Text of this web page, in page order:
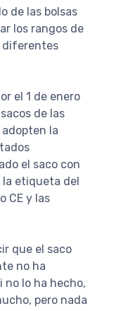
de las bolsas
los rangos de
diferentes
el 1 de enero
de las
la
el saco con
etiqueta del
CE y las
que el saco
no ha
no lo ha hecho,
pero nada